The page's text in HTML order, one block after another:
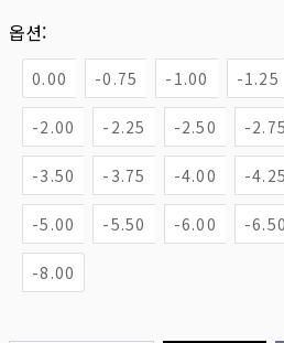
옵션:
0.00 -0.75 -1.00 -1.25
-2.00 -2.25 -2.50 -2.75
-3.50 -3.75 -4.00 -4.25
-5.00 -5.50 -6.00 -6.50
-8.00